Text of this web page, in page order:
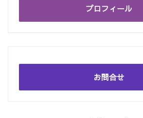
プロフィール
お問合せ